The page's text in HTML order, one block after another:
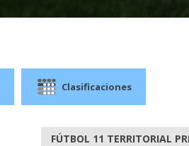
Clasificaciones
FÚTBOL 11 TERRITORIAL